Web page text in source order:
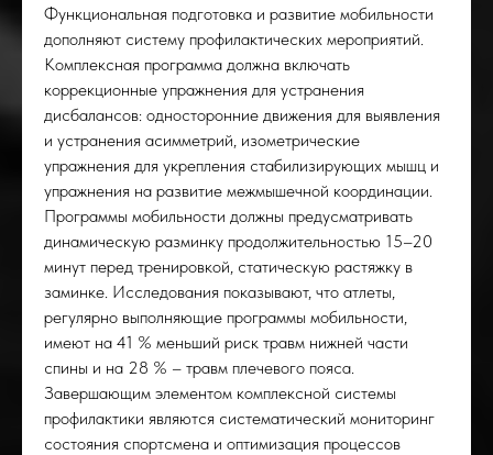
Функциональная подготовка и развитие мобильности
дополняют систему профилактических мероприятий.
Комплексная программа должна включать
коррекционные упражнения для устранения
дисбалансов: односторонние движения для выявления
и устранения асимметрий, изометрические
упражнения для укрепления стабилизирующих мышц и
упражнения на развитие межмышечной координации.
Программы мобильности должны предусматривать
динамическую разминку продолжительностью 15–20
минут перед тренировкой, статическую растяжку в
заминке. Исследования показывают, что атлеты,
регулярно выполняющие программы мобильности,
имеют на 41 % меньший риск травм нижней части
спины и на 28 % – травм плечевого пояса.
Завершающим элементом комплексной системы
профилактики являются систематический мониторинг
состояния спортсмена и оптимизация процессов